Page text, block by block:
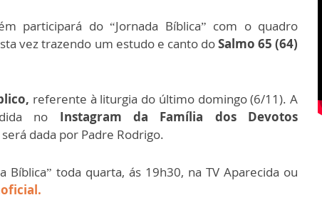
participará do “Jornada Bíblica” com o quadro
vez trazendo um estudo e canto doSalmo 65 (64)
referente à liturgia do último domingo (6/11). A
no Instagram da Família dos Devotos
dada por Padre Rodrigo.
Bíblica” toda quarta, ás 19h30, na TV Aparecida ou